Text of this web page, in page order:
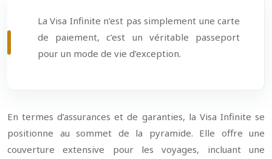
La Visa Infinite n’est pas simplement une carte
de paiement, c’est un véritable passeport
pour un mode de vie d’exception.
En termes d’assurances et de garanties, la Visa Infinite se
positionne au sommet de la pyramide. Elle offre une
couverture extensive pour les voyages, incluant une